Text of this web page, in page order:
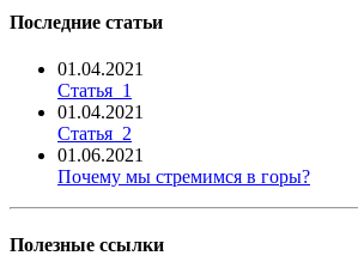
Последние статьи
01.04.2021
Статья_1
01.04.2021
Статья_2
01.06.2021
Почему мы стремимся в горы?
Полезные ссылки